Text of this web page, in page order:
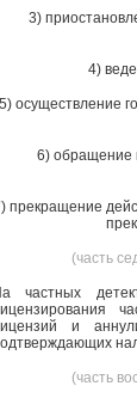
3)
4)
5) осуществление
6) обращение
прекращение
(часть
частных
и
(часть